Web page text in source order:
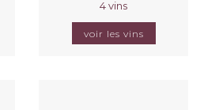
4 vins
voir les vins